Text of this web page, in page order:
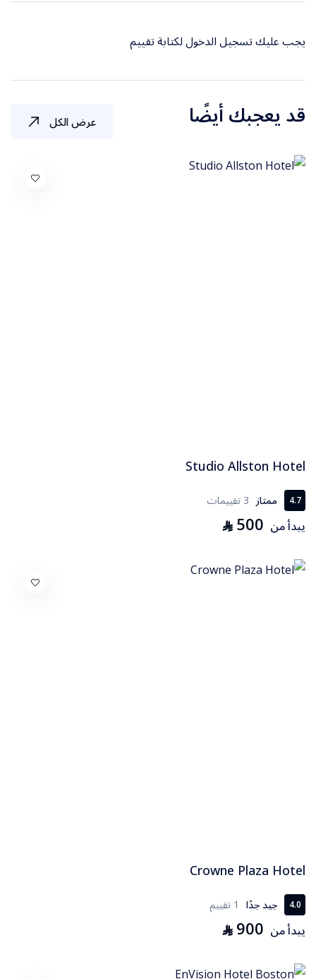
يجب عليك تسجيل الدخول لكتابة تقييم
قد يعجبك أيضًا عرض الكل
Studio Allston Hotel
4.7 ممتاز 3 تقييمات
يبدأ من 500
⃁
Crowne Plaza Hotel
4.0 جيد جدًا 1 تقييم
يبدأ من 900
⃁